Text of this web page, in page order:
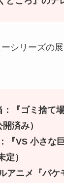
シリーズの
：『ゴミ捨て
済み）
『VS 小さな
定）
アニメ『バケ